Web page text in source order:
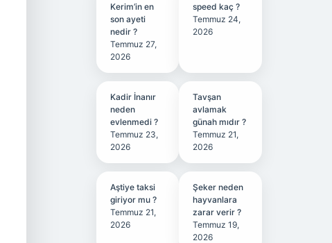
Kerim’in en
son ayeti
nedir ?
Temmuz 27,
2026
speed kaç ?
Temmuz 24,
2026
Kadir İnanır
neden
evlenmedi ?
Temmuz 23,
2026
Tavşan
avlamak
günah mıdır ?
Temmuz 21,
2026
Aştiye taksi
giriyor mu ?
Temmuz 21,
2026
Şeker neden
hayvanlara
zarar verir ?
Temmuz 19,
2026